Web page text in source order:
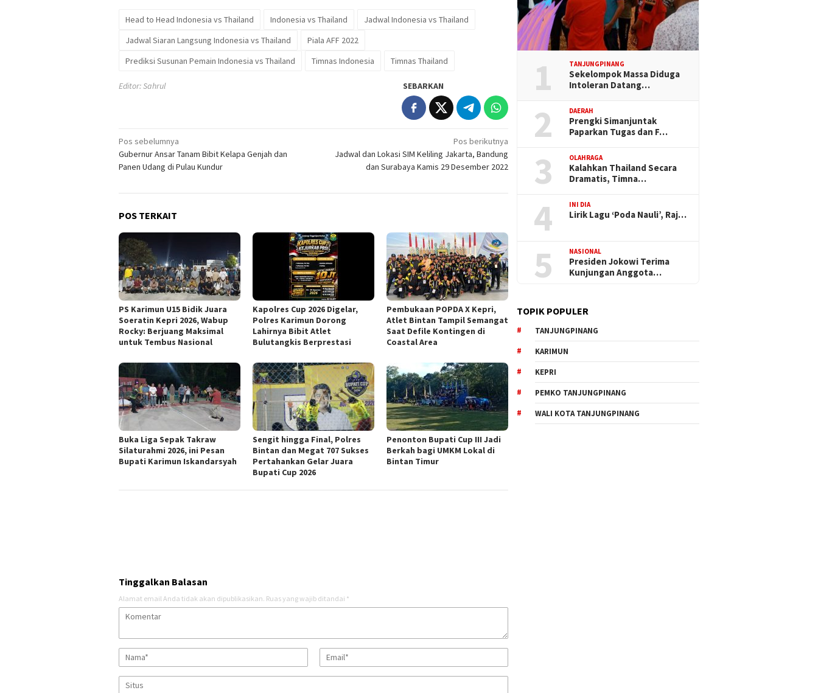
Head to Head Indonesia vs Thailand Indonesia vs Thailand
Jadwal Indonesia vs Thailand
Jadwal Siaran Langsung Indonesia vs Thailand
Piala AFF 2022
Prediksi Susunan Pemain Indonesia vs Thailand
Timnas Indonesia Timnas Thailand
Editor: Sahrul SEBARKAN
Navigasi
pos
Pos sebelumnya
Gubernur Ansar Tanam Bibit Kelapa Genjah dan
Panen Udang di Pulau Kundur
Pos berikutnya
Jadwal dan Lokasi SIM Keliling Jakarta, Bandung
dan Surabaya Kamis 29 Desember 2022
POS TERKAIT
PS Karimun U15 Bidik Juara
Soeratin Kepri 2026, Wabup
Rocky: Berjuang Maksimal
untuk Tembus Nasional
Kapolres Cup 2026 Digelar,
Polres Karimun Dorong
Lahirnya Bibit Atlet
Bulutangkis Berprestasi
Pembukaan POPDA X Kepri,
Atlet Bintan Tampil Semangat
Saat Defile Kontingen di
Coastal Area
Buka Liga Sepak Takraw
Silaturahmi 2026, ini Pesan
Bupati Karimun Iskandarsyah
Sengit hingga Final, Polres
Bintan dan Megat 707 Sukses
Pertahankan Gelar Juara
Bupati Cup 2026
Penonton Bupati Cup III Jadi
Berkah bagi UMKM Lokal di
Bintan Timur
Tinggalkan Balasan
Alamat email Anda tidak akan dipublikasikan. Ruas yang wajib ditandai *
1 TANJUNGPINANG
Sekelompok Massa Diduga
Intoleran Datang…
2 DAERAH
Prengki Simanjuntak
Paparkan Tugas dan F…
3 OLAHRAGA
Kalahkan Thailand Secara
Dramatis, Timna…
4 INI DIA
Lirik Lagu ‘Poda Nauli’, Raj…
5 NASIONAL
Presiden Jokowi Terima
Kunjungan Anggota…
TOPIK POPULER
TANJUNGPINANG
KARIMUN
KEPRI
PEMKO TANJUNGPINANG
WALI KOTA TANJUNGPINANG